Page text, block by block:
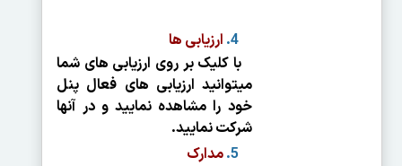
ارزیابی ها
با کلیک بر روی ارزیابی های شما
می­توانید ارزیابی های فعال پنل
خود را مشاهده نمایید و در آنها
شرکت نمایید.
مدارک